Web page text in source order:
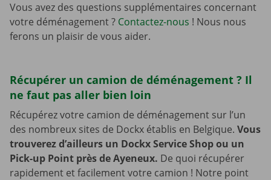
Vous avez des questions supplémentaires concernant
votre déménagement ? Contactez-nous ! Nous nous
ferons un plaisir de vous aider.
Récupérer un camion de déménagement ? Il
ne faut pas aller bien loin
Récupérez votre camion de déménagement sur l’un
des nombreux sites de Dockx établis en Belgique. Vous
trouverez d’ailleurs un Dockx Service Shop ou un
Pick-up Point près de Ayeneux. De quoi récupérer
rapidement et facilement votre camion ! Notre point